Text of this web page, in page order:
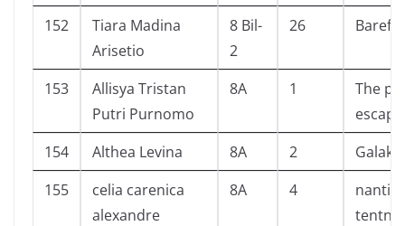
152
Tiara Madina
Arisetio
8 Bil-
2
26
153
Allisya Tristan
Putri Purnomo
8A 1
The
escape
154
Althea Levina 8A 2
Galaksi
155
celia carenica
alexandre
8A 4
nanti